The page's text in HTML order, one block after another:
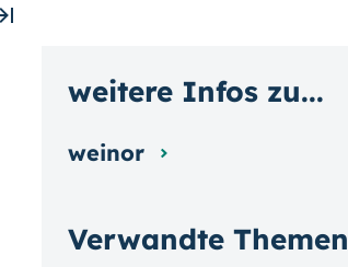
Verwandte Themen
weitere Infos zu...
weinor